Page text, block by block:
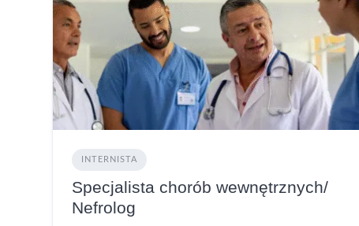
INTERNISTA
Specjalista chorób wewnętrznych/
Nefrolog